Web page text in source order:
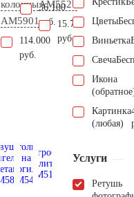
колонны
AM5901
114.000
руб.
36.100
руб.
AM5521
15.700
руб.
Цветы
Виньетка
Свеча
Икона
Картинка
(любая)
Услуги
Ретушь